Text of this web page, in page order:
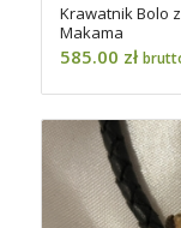
Krawatnik Bolo
Makama
585.00 zł